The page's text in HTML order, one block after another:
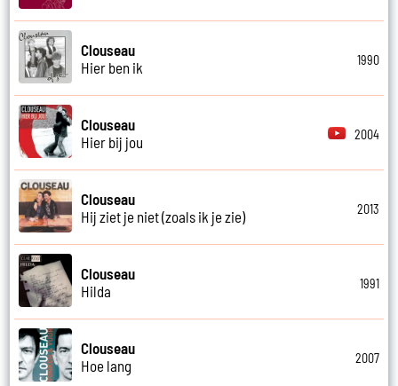
Clouseau
Hier ben ik
1990
Clouseau
Hier bij jou
2004
Clouseau
Hij ziet je niet (zoals ik je zie)
2013
Clouseau
Hilda
1991
Clouseau
Hoe lang
2007